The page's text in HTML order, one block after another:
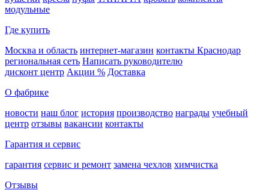
модульные
Где купить
Москва и область интернет-магазин контакты Краснодар
региональная сеть Написать руководителю
дисконт центр Акции % Доставка
О фабрике
новости наш блог история производство награды учебный
центр отзывы вакансии контакты
Гарантия и сервис
гарантия сервис и ремонт замена чехлов химчистка
Отзывы